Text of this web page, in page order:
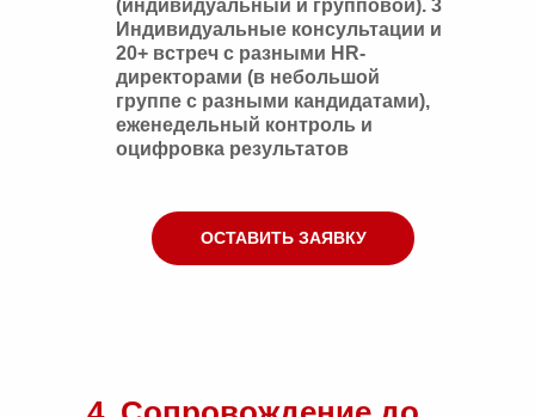
(индивидуальный и групповой). 3
Индивидуальные консультации и
20+ встреч с разными HR-
директорами (в небольшой
группе с разными кандидатами),
еженедельный контроль и
оцифровка результатов
ОСТАВИТЬ ЗАЯВКУ